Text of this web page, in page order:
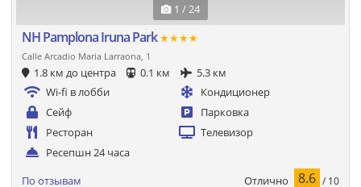
1 / 24
NH Pamplona Iruna Park★★★★
Calle Arcadio Maria Larraona, 1
1.8 км до центра 0.1 км
5.3 км
Wi-fi в лобби
Кондиционер
Сейф
Парковка
Ресторан
Телевизор
Ресепшн 24 часа
По отзывам Отлично 8.6 / 10